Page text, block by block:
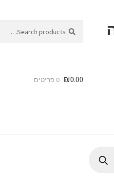
for:
₪0.00 0 פריטים